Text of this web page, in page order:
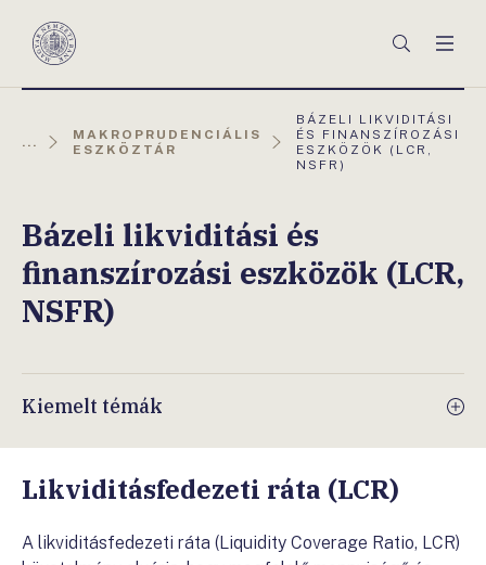
Magyar
Keresés
...
MAKROPRUDENCIÁLIS
ESZKÖZTÁR
AKTUÁLIS
OLDAL:
BÁZELI LIKVIDITÁSI
ÉS FINANSZÍROZÁSI
ESZKÖZÖK (LCR,
NSFR)
Bázeli likviditási és
finanszírozási eszközök (LCR,
NSFR)
Kiemelt témák
Likviditásfedezeti ráta (LCR)
A likviditásfedezeti ráta (Liquidity Coverage Ratio, LCR)